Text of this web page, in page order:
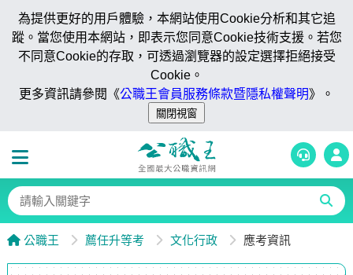
為提供更好的用戶體驗，本網站使用Cookie分析和其它追
蹤。當您使用本網站，即表示您同意Cookie技術支援。若您
不同意Cookie的存取，可透過瀏覽器的設定選擇拒絕接受
Cookie。
更多資訊請參閱《公職王會員服務條款暨隱私權聲明》。
公職王 薦任升等考 文化行政 應考資訊